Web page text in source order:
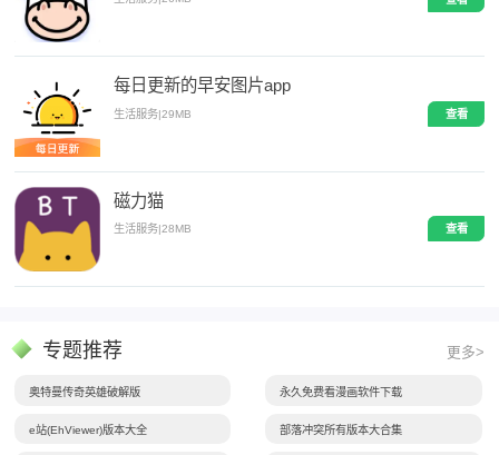
每日更新的早安图片app
生活服务|29MB 查看
磁力猫
生活服务|28MB 查看
专题推荐 更多>
奥特曼传奇英雄破解版 永久免费看漫画软件下载
e站(EhViewer)版本大全 部落冲突所有版本大合集